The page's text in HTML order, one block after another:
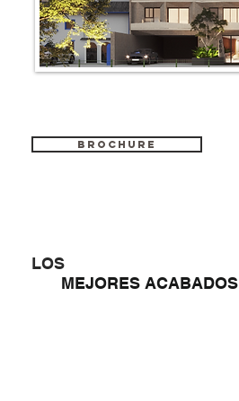
BROCHURE
LOS
MEJORES ACABADOS